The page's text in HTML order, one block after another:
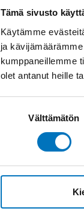
Tämä sivusto
Käytämme
ja
kumppaneillemme
olet antanut heille
Välttämätön